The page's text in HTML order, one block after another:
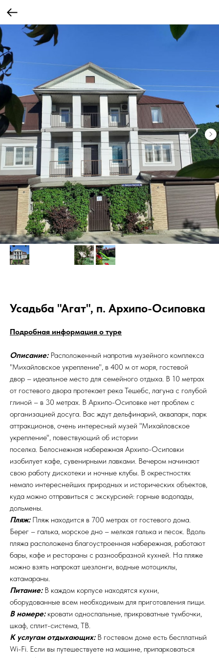
Усадьба "Агат", п. Архипо-Осиповка
Подробная информация о туре
Описание: Расположенный напротив музейного комплекса
"Михайловское укрепление", в 400 м от моря, гостевой
двор – идеальное место для семейного отдыха. В 10 метрах
от гостевого двора протекает река Тешебс, лагуна с голубой
глиной – в 30 метрах. В Архипо-Осиповке нет проблем с
организацией досуга. Вас ждут дельфинарий, аквапарк, парк
аттракционов, очень интересный музей "Михайловское
укрепление", повествующий об истории
поселка. Белоснежная набережная Архипо-Осиповки
изобилует кафе, сувенирными лавками. Вечером начинают
свою работу дискотеки и ночные клубы. В окрестностях
немало интереснейших природных и исторических объектов,
куда можно отправиться с экскурсией: горные водопады,
дольмены.
Пляж:Пляж находится в 700 метрах от гостевого дома.
Берег – галька, морское дно – мелкая галька и песок. Вдоль
пляжа расположена благоустроенная набережная, работают
бары, кафе и рестораны с разнообразной кухней. На пляже
можно взять напрокат шезлонги, водные мотоциклы,
катамараны.
Питание: В каждом корпусе находятся кухни,
оборудованные всем необходимым для приготовления пищи.
В номере:кровати односпальные, прикроватные тумбочки,
шкаф, сплит-система, ТВ.
К услугам отдыхающих: В гостевом доме есть бесплатный
Wi-Fi. Если вы путешествуете на машине, припарковаться